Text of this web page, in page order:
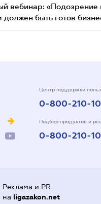
вебинар:
должен быть готов
Центр поддержки
0-800-210-
Подбор продуктов и
0-800-210-
Реклама и PR
на ligazakon.net